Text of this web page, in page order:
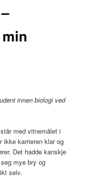
innen biologi ved
med vitnemålet i
ikke karrieren klar og
Det hadde kanskje
mye bry og
selv.